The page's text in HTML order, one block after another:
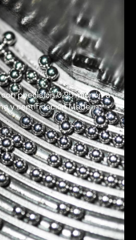
precisión 0,25 micrón a
y certificación Made in